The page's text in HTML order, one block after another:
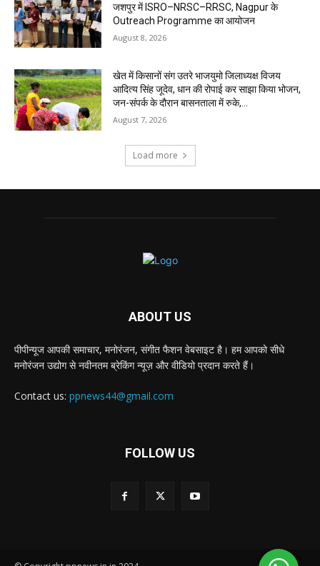
जशपुर में ISRO–NRSC–RRSC, Nagpur के
Outreach Programme का आयोजन
August 8, 2026
खेत में किसानों संग उतरे भाजयुमो जिलाध्यक्ष विजय
आदित्य सिंह जूदेव, धान की रोपाई कर साझा किया भोजन,
जन-संपर्क के दौरान बासनताला में रुके,...
August 7, 2026
Load more
ABOUT US
पीपीन्यूज आपकी समाचार, मनोरंजन, संगीत फैशन वेबसाइट है। हम आपको सीधे
मनोरंजन उद्योग से नवीनतम ब्रेकिंग न्यूज़ और वीडियो प्रदान करते हैं।
Contact us: ppnews44@gmail.com
FOLLOW US